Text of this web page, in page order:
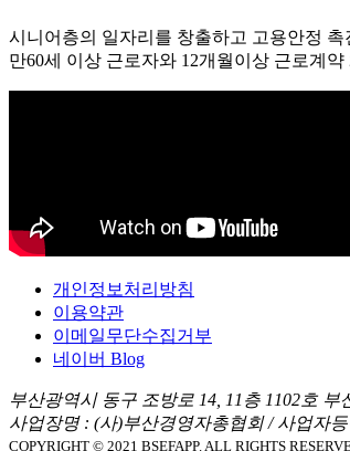
시니어층의 일자리를 창출하고 고용안정
만60세 이상 근로자와 12개월이상 근로계
개인정보처리방침
이용약관
이메일무단수집거부
네이버 Blog
부산광역시 동구 조방로 14, 11층 1102호
사업장명 : (사)부산경영자총협회/사업자등
COPYRIGHT © 2021 BSEFAPP. ALL RIGHTS